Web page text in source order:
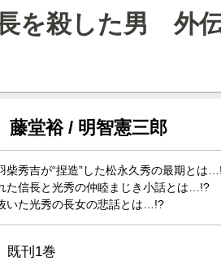
を殺した男 外
藤堂裕 / 明智憲三郎
柴秀吉が“捏造”した松永久秀の最期と
た信長と光秀の仲睦まじき小話とは…!?
いた光秀の長女の悲話とは…!?
既刊1巻